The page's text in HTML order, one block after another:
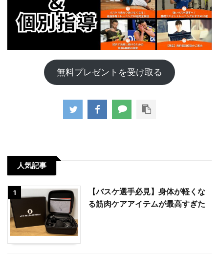
無料プレゼントを受け取る
人気記事
1
【バスケ選手必見】身体が軽くな
る筋肉ケアアイテムが最高すぎた